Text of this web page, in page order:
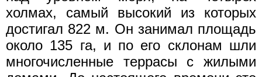
холмах, самый высокий из которых
достигал 822 м. Он занимал площадь
около 135 га, и по его склонам шли
многочисленные террасы с жилыми